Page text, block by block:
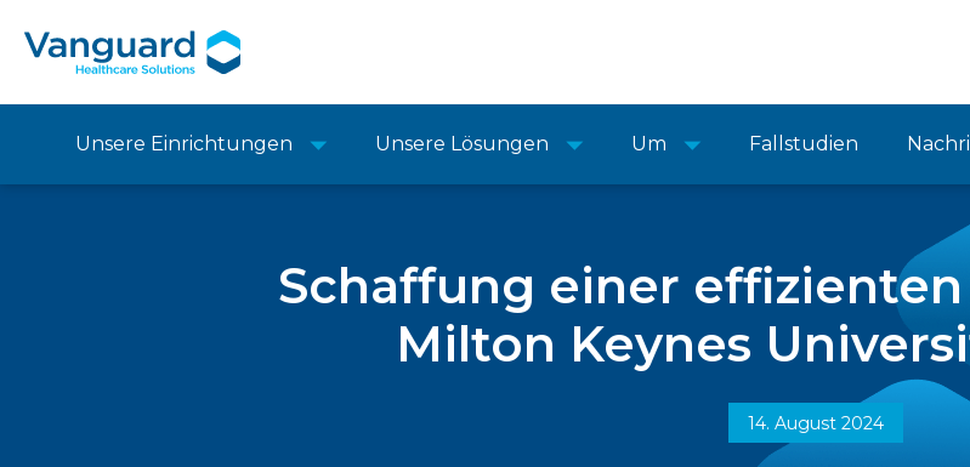
Unsere Einrichtungen Unsere Lösungen Um Fallstudien
Schaffung einer
Milton Keynes
14. August 2024